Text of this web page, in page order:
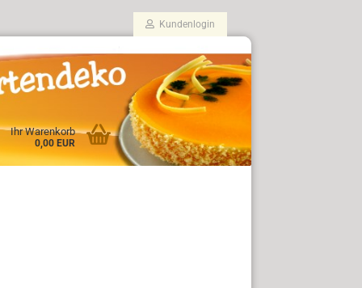
Kundenlogin
Ihr Warenkorb
0,00 EUR